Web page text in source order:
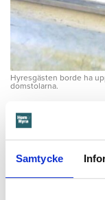
Samtycke
Hyresgästen borde ha
domstolarna.
Hyresgästen själv
han bott där
underhåll av
sprickan har
att upptäcka,